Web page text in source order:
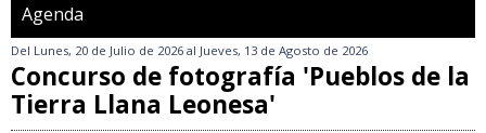
Agenda
Del Lunes, 20 de Julio de 2026 al Jueves, 13 de Agosto de 2026
Concurso de fotografía 'Pueblos de la
Tierra Llana Leonesa'